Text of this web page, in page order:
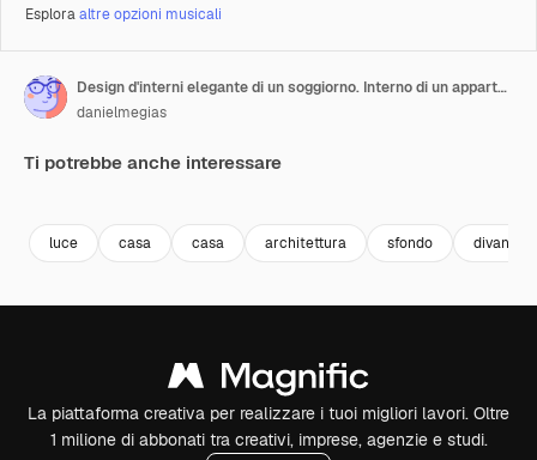
Esploraaltre opzioni musicali
Design d'interni elegante di un soggiorno. Interno di un appartamento
danielmegias
Ti potrebbe anche interessare
luce casa casa architettura sfondo divano
La piattaforma creativa per realizzare i tuoi migliori lavori. Oltre
1 milione di abbonati tra creativi, imprese, agenzie e studi.